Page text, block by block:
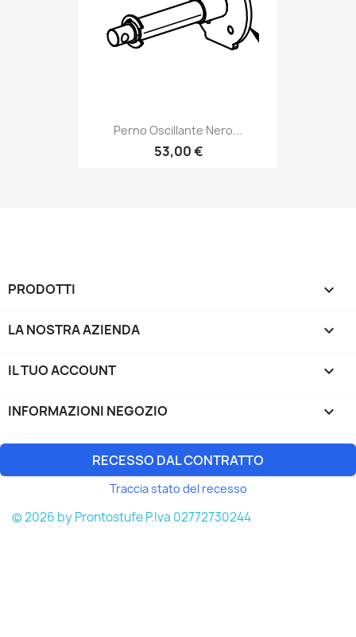
Perno Oscillante Nero...
53,00 €
PRODOTTI 
LA NOSTRA AZIENDA 
IL TUO ACCOUNT 
INFORMAZIONI NEGOZIO keyboard_arrow_down
RECESSO DAL CONTRATTO
Traccia stato del recesso
© 2026 by Prontostufe P.Iva 02772730244